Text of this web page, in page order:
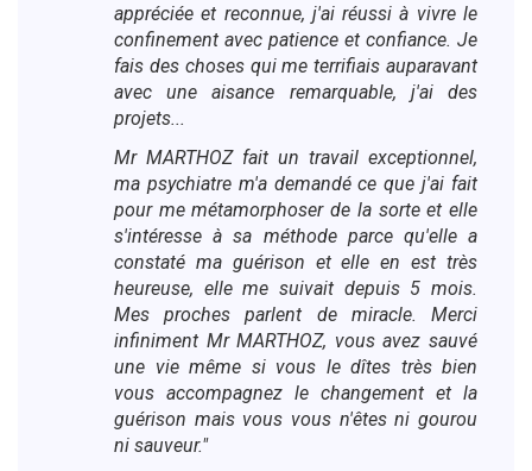
appréciée et reconnue, j'ai réussi à vivre le
confinement avec patience et confiance. Je
fais des choses qui me terrifiais auparavant
avec une aisance remarquable, j'ai des
projets...
Mr MARTHOZ fait un travail exceptionnel,
ma psychiatre m'a demandé ce que j'ai fait
pour me métamorphoser de la sorte et elle
s'intéresse à sa méthode parce qu'elle a
constaté ma guérison et elle en est très
heureuse, elle me suivait depuis 5 mois.
Mes proches parlent de miracle. Merci
infiniment Mr MARTHOZ, vous avez sauvé
une vie même si vous le dîtes très bien
vous accompagnez le changement et la
guérison mais vous vous n'êtes ni gourou
ni sauveur."